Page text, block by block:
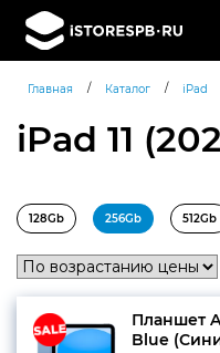
Поиск
товаров
Главная / Каталог / iPad
iPad 11
128Gb 256Gb 512Gb
Планшет
Blue